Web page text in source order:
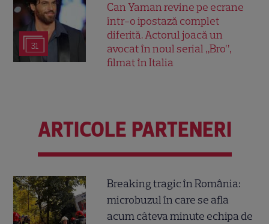
31
Can Yaman revine pe ecrane
într-o ipostază complet
diferită. Actorul joacă un
avocat în noul serial „Bro”,
filmat în Italia
ARTICOLE PARTENERI
Breaking tragic în România:
microbuzul în care se afla
acum câteva minute echipa de